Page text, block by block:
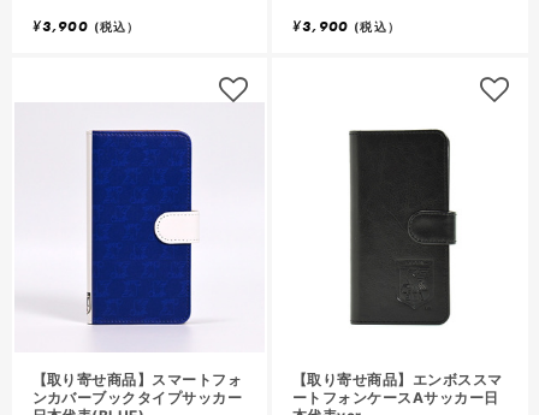
¥3,900 (税込）
¥3,900 (税込）
【取り寄せ商品】スマートフォ
ンカバーブックタイプサッカー
【取り寄せ商品】エンボススマ
ートフォンケースAサッカー日